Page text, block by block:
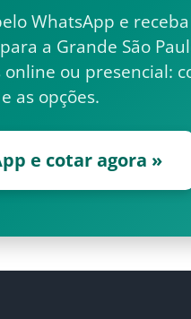
WhatsApp e
a Grande São
ou presencial:
as opções.
e cotar agora »